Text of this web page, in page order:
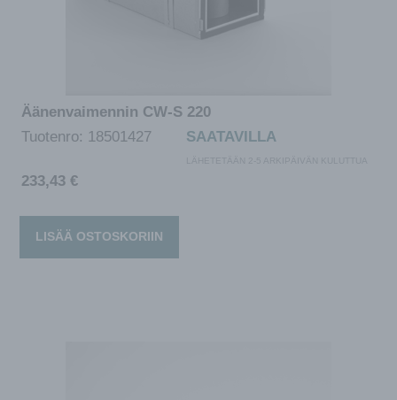
Äänenvaimennin CW-S 220
Tuotenro: 18501427 SAATAVILLA
LÄHETETÄÄN 2-5 ARKIPÄIVÄN KULUTTUA
233,43 €
LISÄÄ OSTOSKORIIN